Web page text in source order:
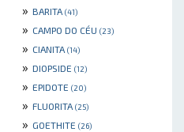
» BARITA (41)
» CAMPO DO CÉU (23)
» CIANITA (14)
» DIOPSIDE (12)
» EPIDOTE (20)
» FLUORITA (25)
» GOETHITE (26)